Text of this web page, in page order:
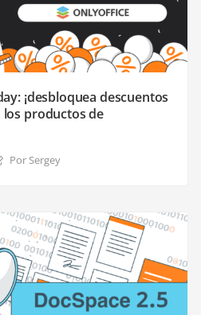
¡desbloquea descuentos
los productos de
Por Sergey